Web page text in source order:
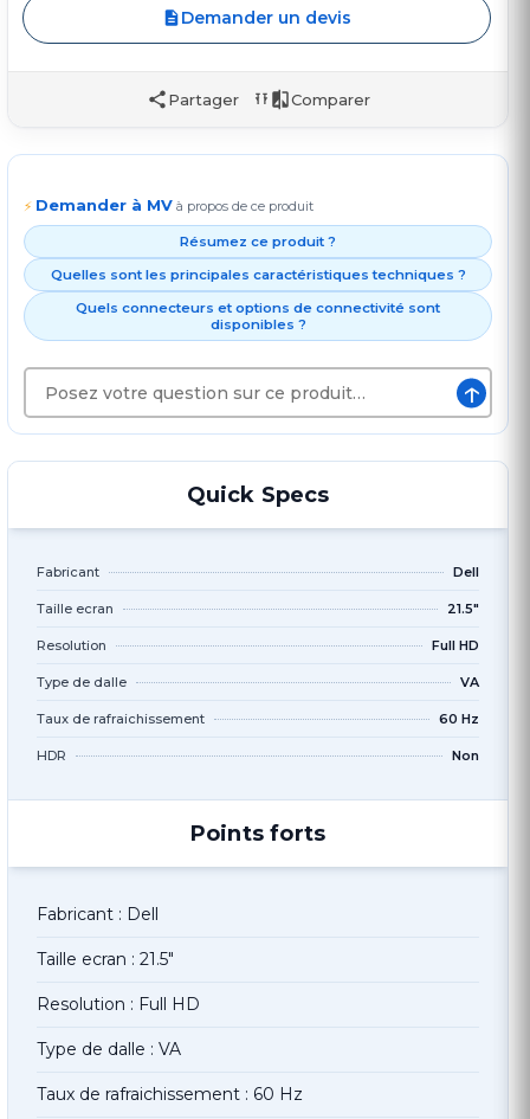
Demander un devis
Partager Comparer
⚡ Demander à MV à propos de ce produit
Résumez ce produit ?
Quelles sont les principales caractéristiques techniques ?
Quels connecteurs et options de connectivité sont
disponibles ?
↑
Quick Specs
Fabricant Dell
Taille ecran 21.5"
Resolution Full HD
Type de dalle VA
Taux de rafraichissement 60 Hz
HDR Non
Points forts
Fabricant : Dell
Taille ecran : 21.5"
Resolution : Full HD
Type de dalle : VA
Taux de rafraichissement : 60 Hz